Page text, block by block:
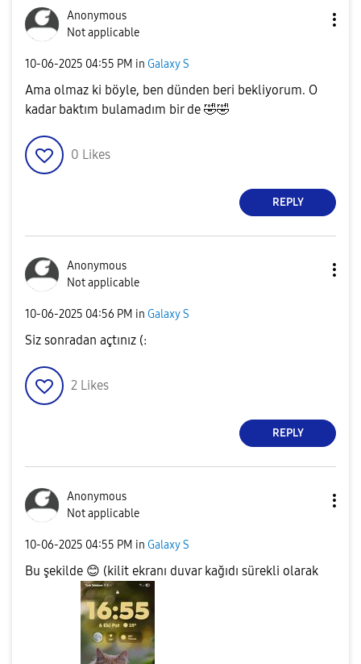
Anonymous
Not applicable
‎10-06-2025 04:55 PM in Galaxy S
Ama olmaz ki böyle, ben dünden beri bekliyorum. O
kadar baktım bulamadım bir de 🤣🤣
0 Likes
REPLY
Anonymous
Not applicable
‎10-06-2025 04:56 PM in Galaxy S
Siz sonradan açtınız (:
2 Likes
REPLY
Anonymous
Not applicable
‎10-06-2025 04:55 PM in Galaxy S
Bu şekilde 😊 (kilit ekranı duvar kağıdı sürekli olarak